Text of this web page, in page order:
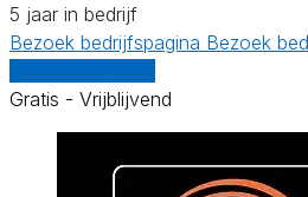
5 jaar in bedrijf
Bezoek bedrijfspagina Bezoek
Gratis - Vrijblijvend